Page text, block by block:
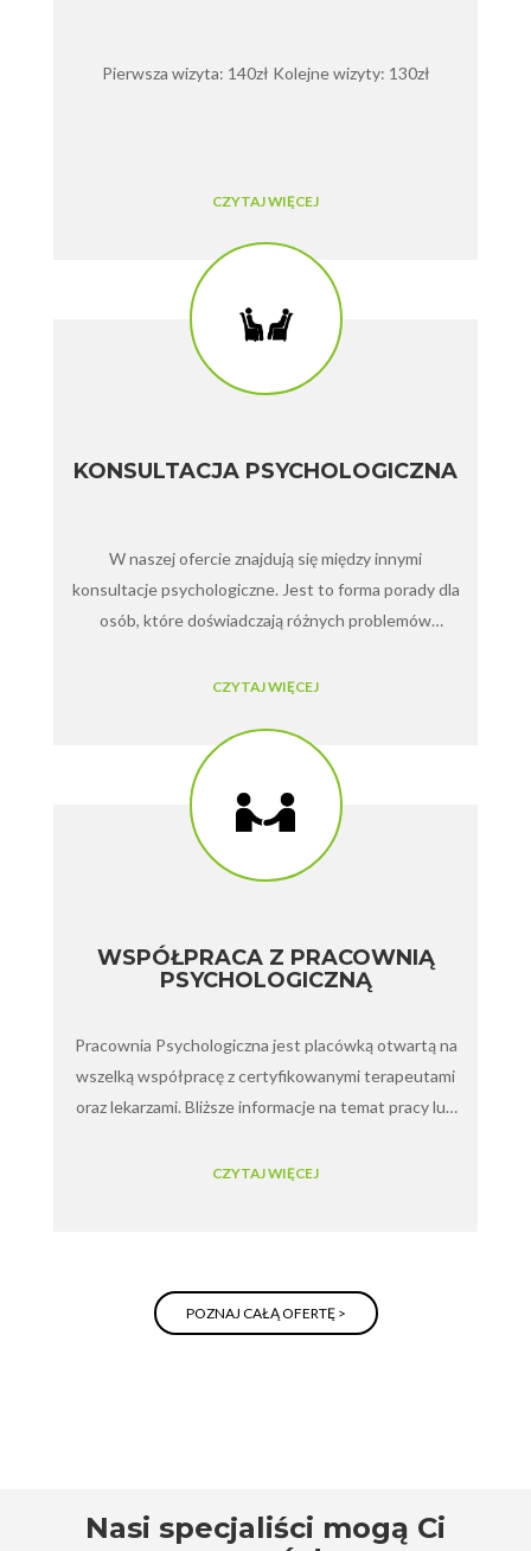
Pierwsza wizyta: 140zł Kolejne wizyty: 130zł
CZYTAJ WIĘCEJ
KONSULTACJA PSYCHOLOGICZNA
W naszej ofercie znajdują się między innymi
konsultacje psychologiczne. Jest to forma porady dla
osób, które doświadczają różnych problemów
do wszelkiego rodzaju zmian życiowych. Konsultacja
procesie zdrowienia oraz rozwiązywania
najróżniejszych życiowych kryzysów. Sami możemy nie
poradzić sobie w takiej sytuacji – potrzebny jest
wówczas psycholog lub psychiatra.
CZYTAJ WIĘCEJ
WSPÓŁPRACA Z PRACOWNIĄ
PSYCHOLOGICZNĄ
Pracownia Psychologiczna jest placówką otwartą na
wszelką współpracę z certyfikowanymi terapeutami
oraz lekarzami. Bliższe informacje na temat pracy lub
840.
CZYTAJ WIĘCEJ
POZNAJ CAŁĄ OFERTĘ >
Nasi specjaliści mogą Ci